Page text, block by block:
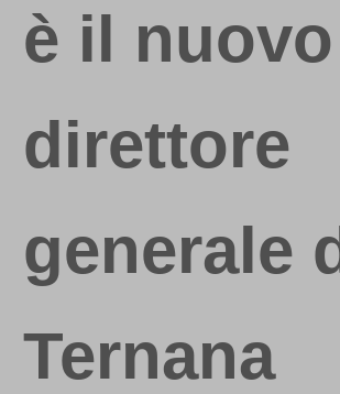
è il nuovo
direttore
generale
Ternana